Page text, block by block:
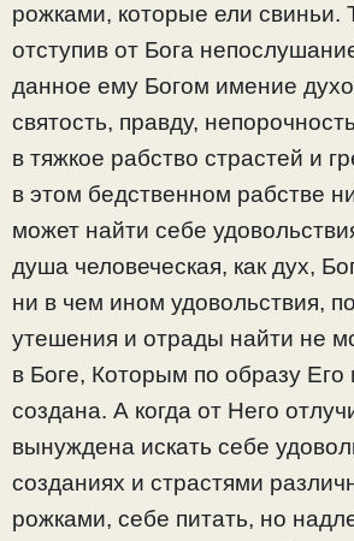
рожками, которые ели свиньи.
отступив от Бога
данное ему Богом имение
святость, правду,
в тяжкое рабство страстей и
в этом бедственном рабстве
может найти себе
душа человеческая, как дух,
ни в чем ином удовольствия,
утешения и отрады найти не
в Боге, Которым по образу
создана. А когда от Него
вынуждена искать себе
созданиях и страстями
рожками, себе питать, но